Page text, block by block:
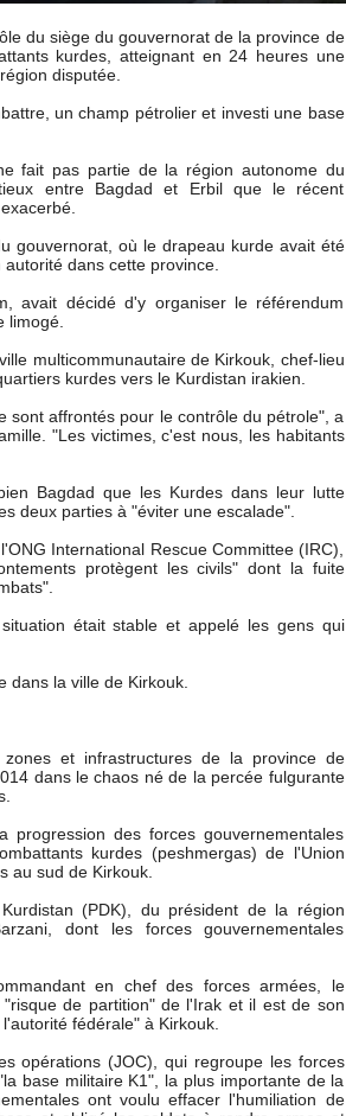
du siège du gouvernorat de la province de
kurdes, atteignant en 24 heures une
disputée.
un champ pétrolier et investi une base
fait pas partie de la région autonome du
entre Bagdad et Erbil que le récent
gouvernorat, où le drapeau kurde avait été
dans cette province.
avait décidé d'y organiser le référendum
limogé.
multicommunautaire de Kirkouk, chef-lieu
kurdes vers le Kurdistan irakien.
sont affrontés pour le contrôle du pétrole", a
"Les victimes, c'est nous, les habitants
Bagdad que les Kurdes dans leur lutte
deux parties à "éviter une escalade".
International Rescue Committee (IRC),
protègent les civils" dont la fuite
était stable et appelé les gens qui
dans la ville de Kirkouk.
et infrastructures de la province de
dans le chaos né de la percée fulgurante
des forces gouvernementales
kurdes (peshmergas) de l'Union
au sud de Kirkouk.
(PDK), du président de la région
dont les forces gouvernementales
en chef des forces armées, le
de partition" de l'Irak et il est de son
fédérale" à Kirkouk.
opérations (JOC), qui regroupe les forces
base militaire K1", la plus importante de la
ont voulu effacer l'humiliation de